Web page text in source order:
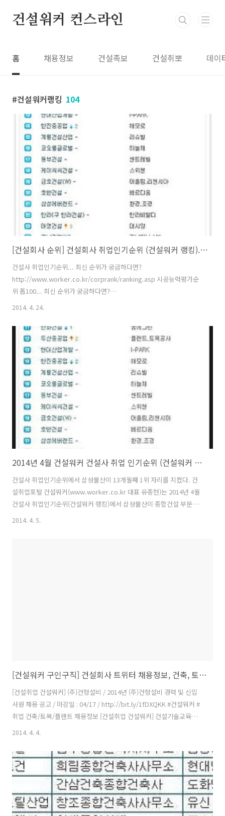
건설워커 컨스라인
홈 채용정보 건설족보 건설취뽀 데이
건설워커랭킹 104
[건설회사 순위] 건설회사 취업인기순위 (건설워커 랭킹).. vs 시공능력평가 순위
건설사 취업인기순위... 최신 순위가 궁금하다면?
http://www.worker.co.kr/corprank/ranking.asp 시공능력평가순
위 톱100... 최신 순위가 궁금하다면?
http://www.worker.co.kr/link/2002R100.asp [건설회사 순위] 건설
킹) 아파트 브랜드들도 나와있으니 참고하시고요. 현재의 순위가 궁금하
시면 도표를 클릭하시면 되겠습니다. 유종현 건설워커 대표는 "건설워커
랭킹은 주요 건설사들을 대상으로 구직자의 취업선호도를 추출해내는
것"이라며 "워크아웃이나 법정관리 중인 건설사라도 그간의 기업이미
지, 브랜드 인지도, 조직문화(일하는 분위기), 채용마케팅, 채용시스템,
평판 등에 따라 ..
2014. 4. 24.
2014년 4월 건설워커 건설사 취업 인기순위 (건설워커 랭킹) 도표
건설사 취업인기순위에서 삼성물산이 13개월째 1위 자리를 지켰다. 건
설취업포털 건설워커(www.worker.co.kr 대표 유종현)는 2014년 4월
건설사 취업인기순위(건설워커 랭킹)에서 삼성물산이 종합건설 부문 정
상자리를 굳건히 지켰다. 삼성물산은 지난해 4월부터 13개월째 1위를 기
2014. 4. 5.
[건설워커 구인구직] 건설회사 트위터 채용정보, 건축, 토목, 인테리어, CAD, 플랜트, 조경, 환경, 설비, 감리, CM
[건설취업 건설워커] (주)건형설비 / 2014년 (주)건형설비 경력 및 신입
사원 채용 공고 / 마감일 : 04/17 / http://bit.ly/1fDXQKK #건설워커 #
취업 건축/토목/플랜트 채용정보 [건설취업 건설워커] 건설기술교육원 /
해외플랜트/미래친환경 저에너지 건설기술인력 교육생 모집 / 마감일 :
정보 [건설취업 건설워커] (주)대우건설 / PJ전문직 국내 QC 직원 모집 /
마감일 : 채용시 / http://bit.ly/1fiuMIP #건설워커 #취업 건축/토목/플
랜트 채용정보 [건설취업 건설워커] (주)포스코건설 / 현장 PJT 일반직 모
집 / 마감일 : 채용시 / http://bit.ly/1..
2014. 4. 4.